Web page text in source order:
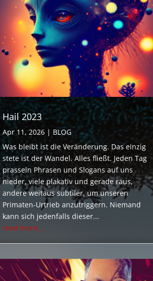
Hail 2023
Apr 11, 2026 | BLOG
Was bleibt ist die Veränderung. Das einzig
stete ist der Wandel. Alles fließt. Jeden Tag
prasseln Phrasen und Slogans auf uns
nieder, viele plakativ und gerade raus,
andere weitaus subtiler, um unseren
Primaten-Urtrieb anzutriggern. Niemand
kann sich jedenfalls dieser...
read more...